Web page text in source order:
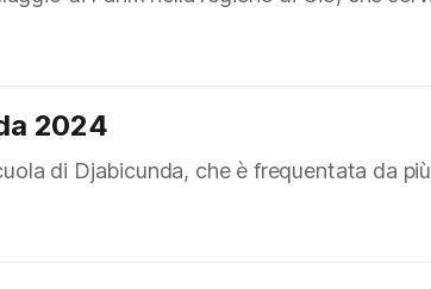
2024
di Djabicunda, che è frequentata da